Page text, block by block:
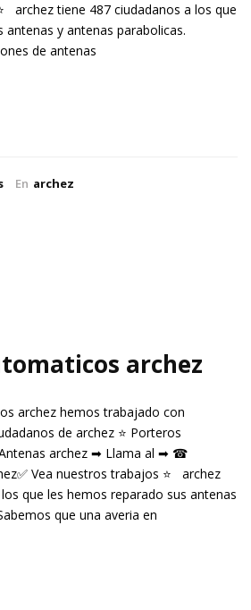
archez tiene 487 ciudadanos a los que
y antenas parabolicas.
de antenas
En archez
archez
archez hemos trabajado con
de archez ⭐ Porteros
archez ➡ Llama al ➡ ☎
Vea nuestros trabajos ⭐ archez
que les hemos reparado sus antenas
que una averia en